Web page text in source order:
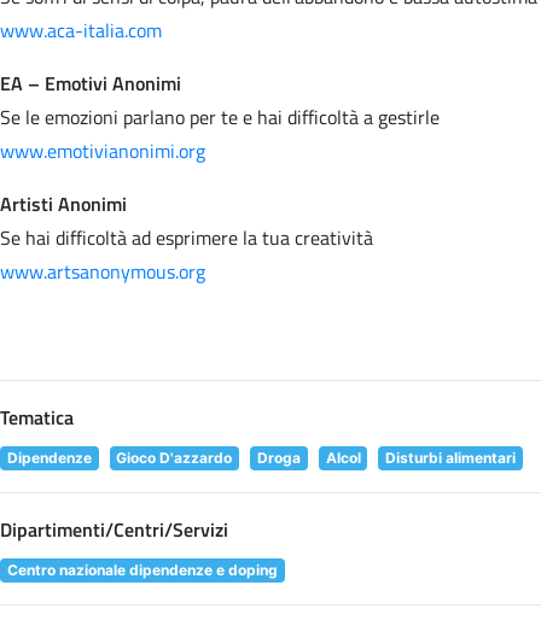
www.aca-italia.com
EA – Emotivi Anonimi
Se le emozioni parlano per te e hai difficoltà a gestirle
www.emotivianonimi.org
Artisti Anonimi
Se hai difficoltà ad esprimere la tua creatività
www.artsanonymous.org
Tematica
Dipendenze Gioco D'azzardo Droga Alcol Disturbi alimentari
Dipartimenti/Centri/Servizi
Centro nazionale dipendenze e doping